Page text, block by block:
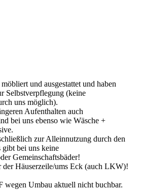
und ausgestattet und haben
Selbstverpflegung (keine
uns möglich).
Aufenthalten auch
bei uns ebenso wie Wäsche +
zur Alleinnutzung durch den
gibt bei uns keine
Gemeinschaftsbäder!
der Häuserzeile/ums Eck (auch LKW)!
wegen Umbau aktuell nicht buchbar.